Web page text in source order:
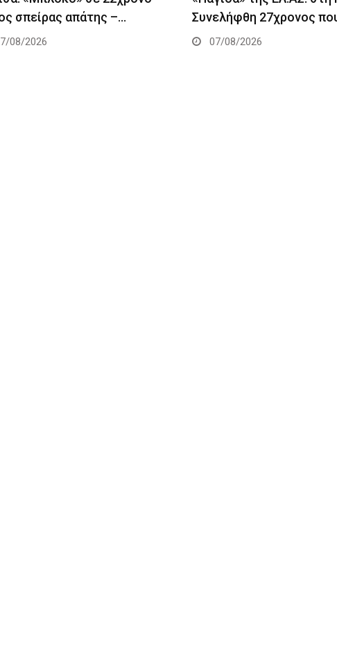
σπείρας απάτης –…
08/2026
Συνελήφθη 27χρονος
07/08/2026